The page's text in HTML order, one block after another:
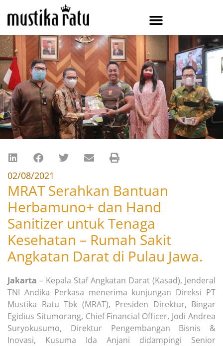
02/08/2021
MRAT Serahkan Bantuan
Herbamuno+ dan Hand
Sanitizer untuk Tenaga
Kesehatan – Rumah Sakit
Angkatan Darat di Pulau Jawa.
Jakarta – Kepala Staf Angkatan Darat (Kasad), Jenderal
TNI Andika Perkasa menerima kunjungan Direksi PT
Mustika Ratu Tbk (MRAT), Presiden Direktur, Bingar
Egidius Situmorang, Chief Financial Officer, Jodi Andrea
Suryokusumo, Direktur Pengembangan Bisnis &
Inovasi, Kusuma Ida Anjani didampingi Senior